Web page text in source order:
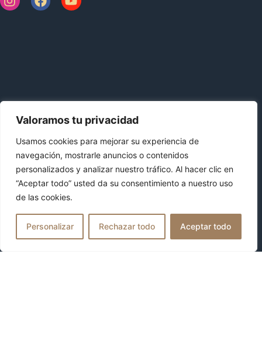
Valoramos tu privacidad
Usamos cookies para mejorar su experiencia de
navegación, mostrarle anuncios o contenidos
personalizados y analizar nuestro tráfico. Al hacer clic en
“Aceptar todo” usted da su consentimiento a nuestro uso
de las cookies.
Personalizar Rechazar todo Aceptar todo